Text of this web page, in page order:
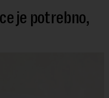
je potrebno,